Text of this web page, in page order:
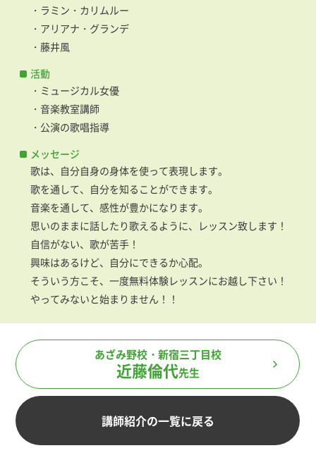
・ラミン・カリムルー
・アリアナ・グランデ
・藤井風
活動
・ミュージカル女優
・音楽教室講師
・公演の歌唱指導
メッセージ
歌は、自分自身の身体を使って表現します。
歌を通して、自分を知ることができます。
音楽を通して、感性が豊かになります。
思いのままに話したり歌えるように、レッスン致します！
自信がない、歌が苦手！
興味はあるけど、自分にできるか心配。
そういう方こそ、一度無料体験レッスンにお越し下さい！
やってみないと始まりません！！
講師紹介の一覧に戻る
あざみ野校 新宿三丁目校
近藤倫代先生